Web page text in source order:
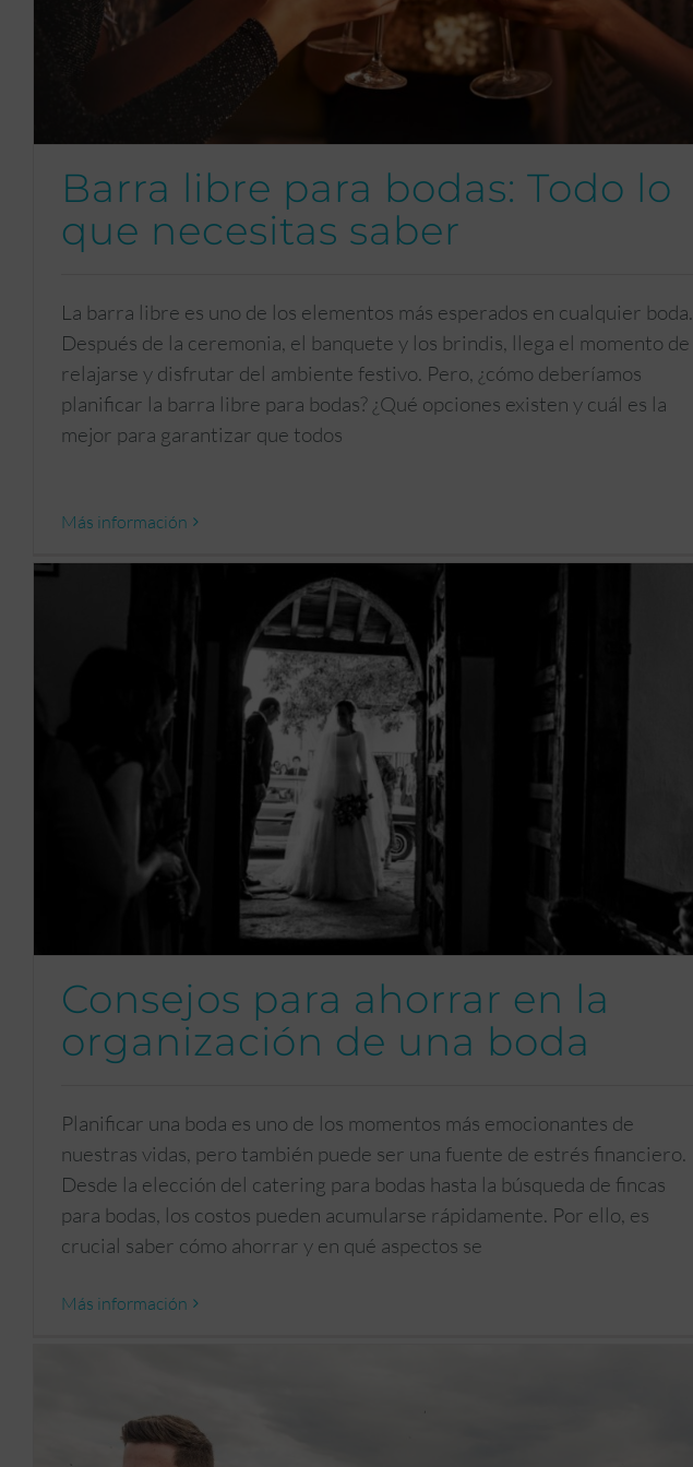
Barra libre para bodas: Todo lo
que necesitas saber
La barra libre es uno de los elementos más esperados en cualquier boda.
Después de la ceremonia, el banquete y los brindis, llega el momento de
relajarse y disfrutar del ambiente festivo. Pero, ¿cómo deberíamos
planificar la barra libre para bodas? ¿Qué opciones existen y cuál es la
mejor para garantizar que todos
Más información
Consejos para ahorrar en la
organización de una boda
Planificar una boda es uno de los momentos más emocionantes de
nuestras vidas, pero también puede ser una fuente de estrés financiero.
Desde la elección del catering para bodas hasta la búsqueda de fincas
para bodas, los costos pueden acumularse rápidamente. Por ello, es
crucial saber cómo ahorrar y en qué aspectos se
Más información